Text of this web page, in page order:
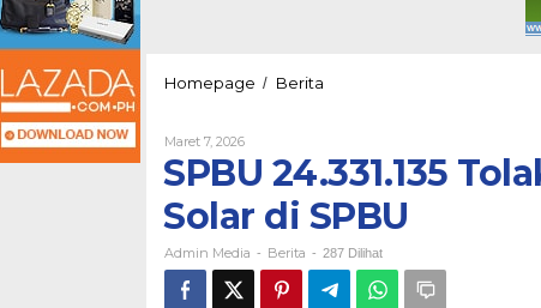
Homepage / Berita
Ber-
QR
Code
Isi
Solar
di
SPBU
Maret 7, 2026Oleh
Admin
Media
SPBU 24.331.135
Solar di SPBU
Admin Media - Berita - 287 Dilihat